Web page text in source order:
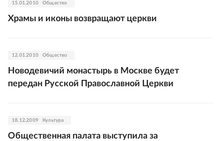
15.01.2010 Общество
Храмы и иконы возвращают церкви
12.01.2010 Общество
Новодевичий монастырь в Москве будет
передан Русской Православной Церкви
18.12.2009 Культура
Общественная палата выступила за